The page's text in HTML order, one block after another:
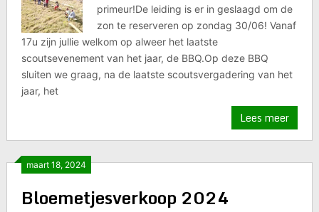
primeur!De leiding is er in geslaagd om de
zon te reserveren op zondag 30/06! Vanaf
17u zijn jullie welkom op alweer het laatste
scoutsevenement van het jaar, de BBQ.Op deze BBQ
sluiten we graag, na de laatste scoutsvergadering van het
jaar, het
Lees meer
maart 18, 2024
Bloemetjesverkoop 2024